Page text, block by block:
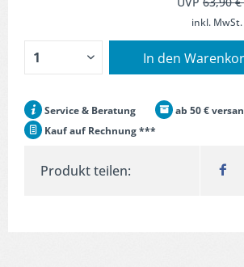
inkl. MwSt.
In den
Service & Beratung
ab 50 €
Kauf auf Rechnung ***
Produkt teilen: